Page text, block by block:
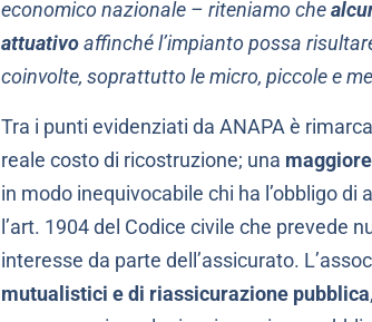
economico nazionale – riteniamo che
attuativoaffinché l’impianto possa
coinvolte, soprattutto le micro, piccole e
Tra i punti evidenziati da ANAPA è
reale costo di ricostruzione; una
in modo inequivocabile chi ha l’obbligo
l’art. 1904 del Codice civile che prevede
interesse da parte dell’assicurato.
mutualistici e di riassicurazione pubblica